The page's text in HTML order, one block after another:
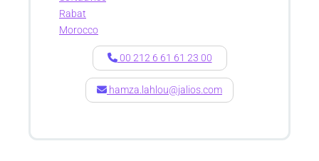
Rabat
Morocco
00 212 6 61 61 23 00
hamza.lahlou@jalios.com